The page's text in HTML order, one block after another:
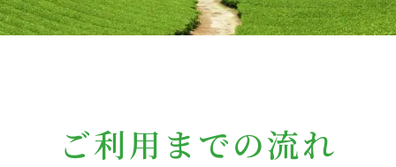
ご利用までの流れ